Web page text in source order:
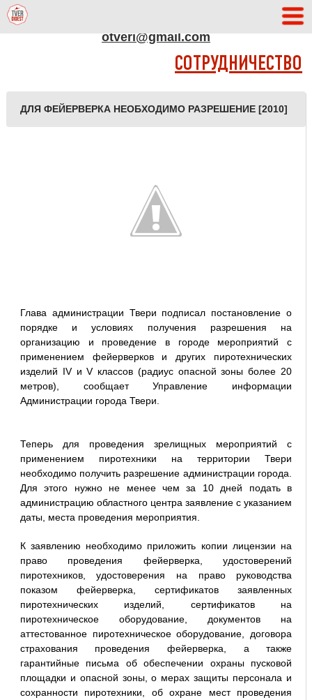
otveri@gmail.com
СОТРУДНИЧЕСТВО
ДЛЯ ФЕЙЕРВЕРКА НЕОБХОДИМО РАЗРЕШЕНИЕ [2010]
Глава администрации Твери подписал постановление о
порядке и условиях получения разрешения на
организацию и проведение в городе мероприятий с
применением фейерверков и других пиротехнических
изделий IV и V классов (радиус опасной зоны более 20
метров), сообщает Управление информации
Администрации города Твери.
Теперь для проведения зрелищных мероприятий с
применением пиротехники на территории Твери
необходимо получить разрешение администрации города.
Для этого нужно не менее чем за 10 дней подать в
администрацию областного центра заявление с указанием
даты, места проведения мероприятия.
К заявлению необходимо приложить копии лицензии на
право проведения фейерверка, удостоверений
пиротехников, удостоверения на право руководства
показом фейерверка, сертификатов заявленных
пиротехнических изделий, сертификатов на
пиротехническое оборудование, документов на
аттестованное пиротехническое оборудование, договора
страхования проведения фейерверка, а также
гарантийные письма об обеспечении охраны пусковой
площадки и опасной зоны, о мерах защиты персонала и
сохранности пиротехники, об охране мест проведения